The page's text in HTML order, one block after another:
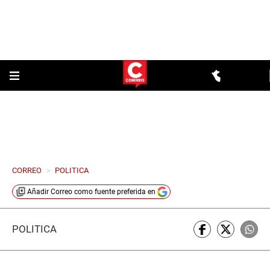
CORREO > POLITICA
Añadir Correo como fuente preferida en
POLÍTICA